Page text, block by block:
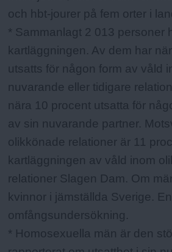
och hbt-jourer på fem orter i
* Sammanlagt 2 013 personer
kartläggningen. Av dem har
utsatts för någon form av våld
nuvarande eller tidigare
nära 10 procent utsatta för
av sin nuvarande partner.
olikkönade relationer är 11
kartläggningen av våld inom
relationer Slagen Dam. Om
kvinnor i jämställda Sverige. En
omfångsundersökning.
* Homosexuella män är den